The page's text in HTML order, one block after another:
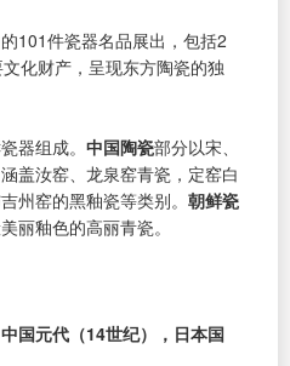
101件瓷器名品展出，包括2
化财产，呈现东方陶瓷的独
器组成。 中国陶瓷部分以宋、
盖汝窑、龙泉窑青瓷，定窑白
州窑的黑釉瓷等类别。 朝鲜瓷
丽釉色的高丽青瓷。
国元代（14世纪），日本国